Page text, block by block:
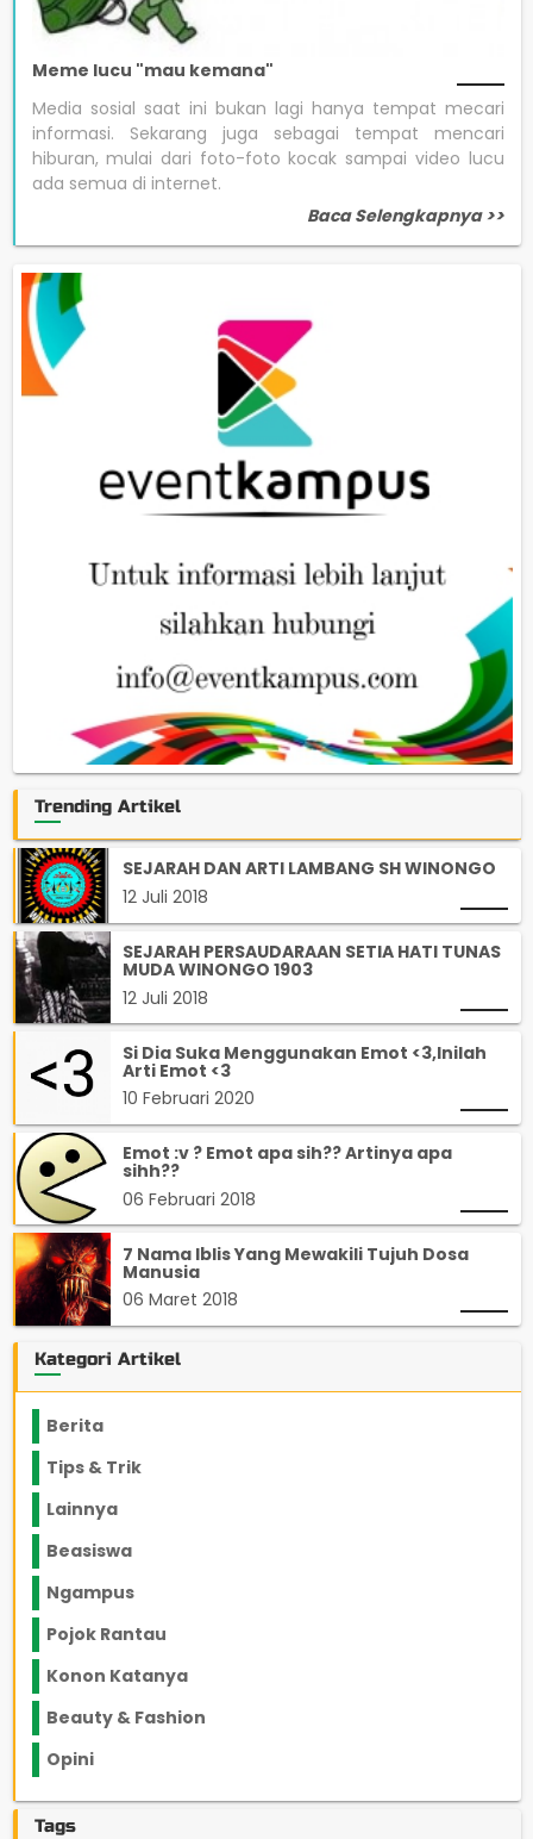
Meme lucu "mau kemana"
Media sosial saat ini bukan lagi hanya tempat mecari
informasi. Sekarang juga sebagai tempat mencari
hiburan, mulai dari foto-foto kocak sampai video lucu
ada semua di internet.
Baca Selengkapnya >>
Trending Artikel
SEJARAH DAN ARTI LAMBANG SH WINONGO
12 Juli 2018
SEJARAH PERSAUDARAAN SETIA HATI TUNAS
MUDA WINONGO 1903
12 Juli 2018
Si Dia Suka Menggunakan Emot <3,Inilah
Arti Emot <3
10 Februari 2020
Emot :v ? Emot apa sih?? Artinya apa
sihh??
06 Februari 2018
7 Nama Iblis Yang Mewakili Tujuh Dosa
Manusia
06 Maret 2018
Kategori Artikel
Berita
Tips & Trik
Lainnya
Beasiswa
Ngampus
Pojok Rantau
Konon Katanya
Beauty & Fashion
Opini
Tags